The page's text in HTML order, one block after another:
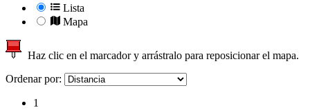
Lista
Mapa
Haz clic en el marcador y arrástralo para reposicionar el mapa.
Ordenar por:
1